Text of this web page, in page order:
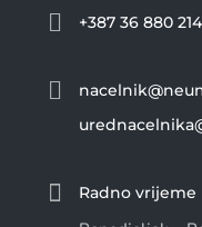
 +387 36 880 214

 Radno vrijeme